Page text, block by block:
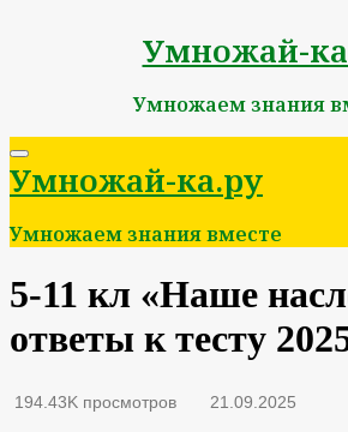
Умножай-
Умножаем знания
Умножай-ка.ру
Умножаем знания вместе
5-11 кл «Наше
ответы к тесту
194.43K просмотров 21.09.2025